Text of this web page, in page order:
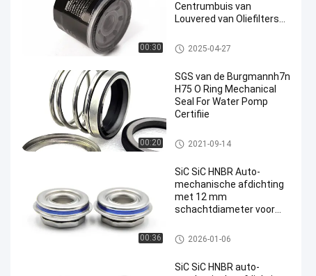
00:30
Centrumbuis van
Louvered van Oliefilters
Stroomweerstand
de filter van de motorolie
2025-04-27
00:20
SGS van de Burgmannh7n
H75 O Ring Mechanical
Seal For Water Pomp
Certifiie
De Mechanische Verbinding va
n de waterpomp
2021-09-14
00:36
SiC SiC HNBR Auto-
mechanische afdichting
met 12 mm
schachtdiameter voor
De Mechanische Verbinding va
n de waterpomp
2026-01-06
SiC SiC HNBR auto-